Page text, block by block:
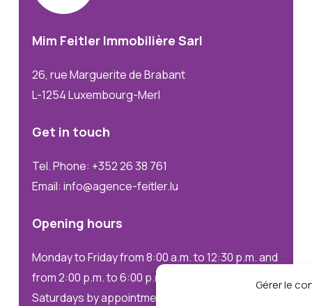
Gérer le
Mim Feitler Immobilière Sarl
26, rue Marguerite de Brabant
L-1254 Luxembourg-Merl
Get in touch
Tel. Phone: +352 26 38 761
Email: info@agence-feitler.lu
Opening hours
Monday to Friday from 8:00 a.m. to 12:30 p.m. and
from 2:00 p.m. to 6:00 p.m.
Saturdays by appointment only